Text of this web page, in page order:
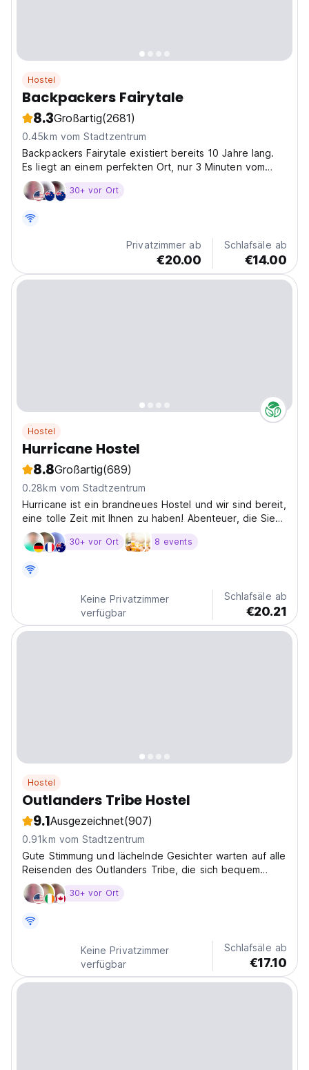
Hostel
Backpackers Fairytale
8.3Großartig(2681)
0.45km vom Stadtzentrum
Backpackers Fairytale existiert bereits 10 Jahre lang.
Es liegt an einem perfekten Ort, nur 3 Minuten vom
1700 -jährigen Dioklationspalast in der Nähe aller Bars
und Restaurants entfernt, aber es befindet sich immer
30+ vor Ort
Privatzimmer ab
€20.00
Schlafsäle ab
€14.00
Hostel
Hurricane Hostel
8.8Großartig(689)
0.28km vom Stadtzentrum
Hurricane ist ein brandneues Hostel und wir sind bereit,
eine tolle Zeit mit Ihnen zu haben! Abenteuer, die Sie
gemeinsam erleben können: eine Wanderung / ein
Spaziergang im Park, ein super guter Kaffee, ein gutes
30+ vor Ort 8 events
Keine Privatzimmer
verfügbar
Schlafsäle ab
€20.21
Hostel
Outlanders Tribe Hostel
9.1Ausgezeichnet(907)
0.91km vom Stadtzentrum
Gute Stimmung und lächelnde Gesichter warten auf alle
Reisenden des Outlanders Tribe, die sich bequem
zwischen dem Stadtzentrum und dem Waldpark Marjan
befinden. 30+ vor Ort
Keine Privatzimmer
verfügbar
Schlafsäle ab
€17.10